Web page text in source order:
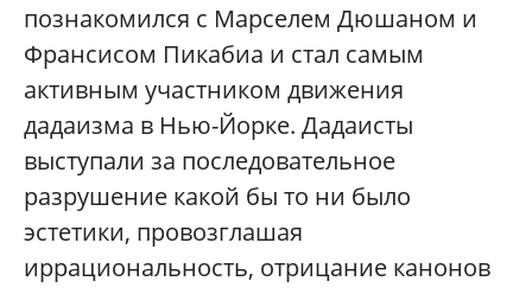
познакомился с Марселем Дюшаном и
Франсисом Пикабиа и стал самым
активным участником движения
дадаизма в Нью-Йорке. Дадаисты
выступали за последовательное
разрушение какой бы то ни было
эстетики, провозглашая
иррациональность, отрицание канонов